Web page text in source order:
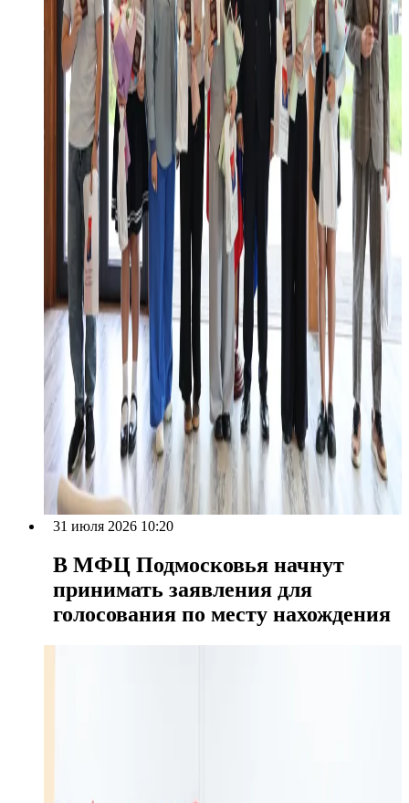
31 июля 2026 10:20
В МФЦ Подмосковья начнут
принимать заявления для
голосования по месту нахождения